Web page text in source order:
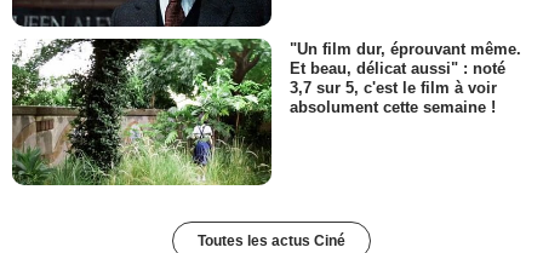
"Un film dur, éprouvant même.
Et beau, délicat aussi" : noté
3,7 sur 5, c'est le film à voir
absolument cette semaine !
Toutes les actus Ciné